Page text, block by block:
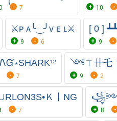
7 10
⚔ᴘ ᴀ╰‿╯ᴠ ᴇ ʟ⚔
9 6
[ 0 ]
9
7
༺ㄒ卄乇
9 2
Ｋ丨NG
7 8